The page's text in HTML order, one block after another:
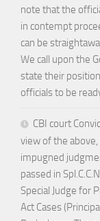
note that the
in contempt
can be
We call upon the
state their
officials to be
CBI court
view of the
impugned
passed in
Special Judge for
Act Cases